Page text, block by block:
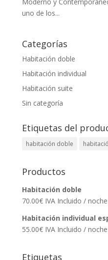
uno de los...
Categorías
Habitación doble
Habitación individual
Habitación suite
Sin categoría
Etiquetas del
habitación doble
Productos
Habitación doble
70.00€ IVA Incluido / noche
Habitación individual
55.00€ IVA Incluido / noche
Etiquetas